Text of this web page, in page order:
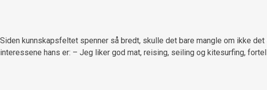
Siden kunnskapsfeltet spenner så bredt, skulle det bare mangle om ikke
interessene hans er: – Jeg liker god mat, reising, seiling og kitesurfing,